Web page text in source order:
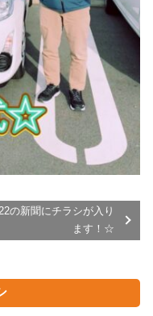
の新聞にチラシが入り
ます！☆